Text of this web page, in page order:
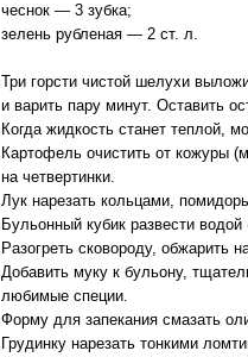
чеснок — 3 зубка;
зелень рубленая — 2 ст. л.
Три горсти чистой шелухи
и варить пару минут. Оставить
Когда жидкость станет теплой,
Картофель очистить от кожуры
на четвертинки.
Лук нарезать кольцами,
Бульонный кубик развести водой
Разогреть сковороду, обжарить
Добавить муку к бульону,
любимые специи.
Форму для запекания смазать
Грудинку нарезать тонкими